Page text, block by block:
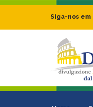
Siga-nos em